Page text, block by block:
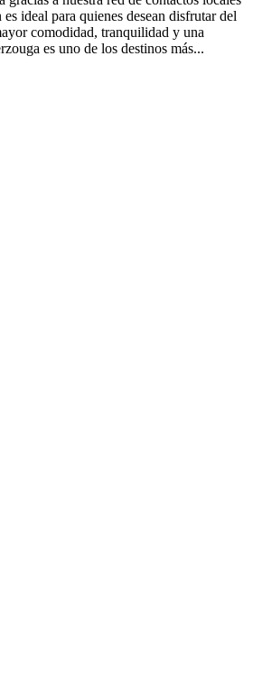
ideal para quienes desean disfrutar del
comodidad, tranquilidad y una
es uno de los destinos más...